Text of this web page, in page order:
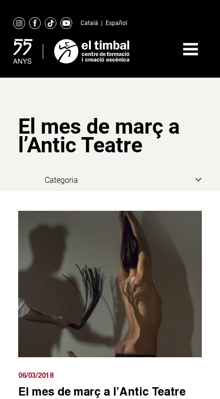
content
Català Español
El mes de març a
l’Antic Teatre
06/03/2018
El mes de març a l’Antic Teatre